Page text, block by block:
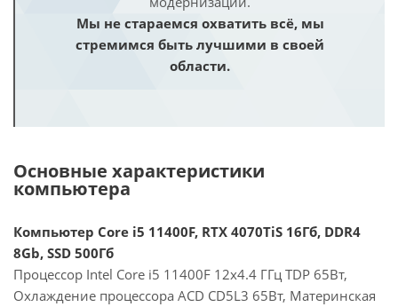
Мы не стараемся охватить всё, мы
стремимся быть лучшими в своей
области.
Основные характеристики
компьютера
Компьютер Core i5 11400F, RTX 4070TiS 16Гб, DDR4
8Gb, SSD 500Гб
Процессор Intel Core i5 11400F 12x4.4 ГГц TDP 65Вт,
Охлаждение процессора ACD CD5L3 65Вт, Материнская